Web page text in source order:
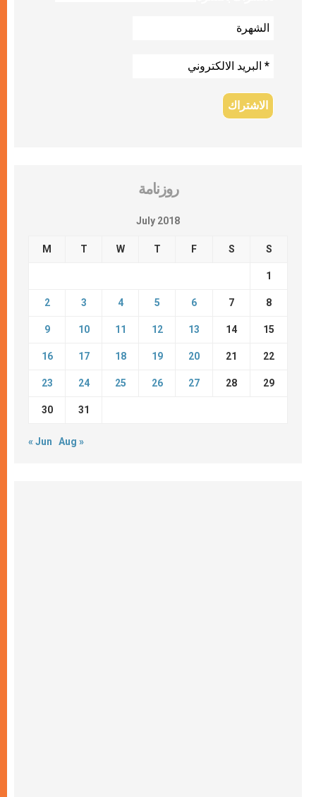
روزنامة
July 2018
M T W T F S S
1
2 3 4 5 6 7 8
9 10 11 12 13 14 15
16 17 18 19 20 21 22
23 24 25 26 27 28 29
30 31
« Jun Aug »